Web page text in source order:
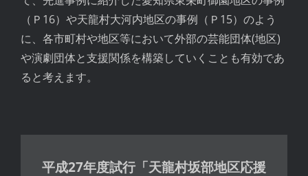
（Ｐ16）や天龍村大河内地区の事例（Ｐ15）のよう
に、各市町村や地区等において外部の芸能団体(地区)
や演劇団体と支援関係を構築していくことも有効であ
ると考えます。
平成27年度試行「天龍村坂部地区応援